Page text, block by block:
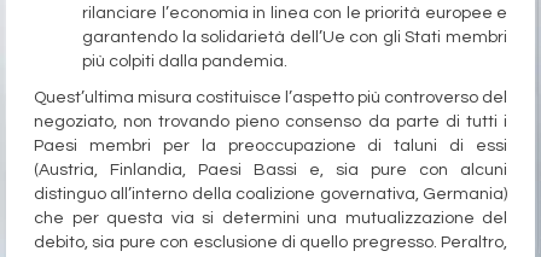
rilanciare l’economia in linea con le priorità europee e
garantendo la solidarietà dell’Ue con gli Stati membri
più colpiti dalla pandemia.
Quest’ultima misura costituisce l’aspetto più controverso del
negoziato, non trovando pieno consenso da parte di tutti i
Paesi membri per la preoccupazione di taluni di essi
(Austria, Finlandia, Paesi Bassi e, sia pure con alcuni
distinguo all’interno della coalizione governativa, Germania)
che per questa via si determini una mutualizzazione del
debito, sia pure con esclusione di quello pregresso. Peraltro,